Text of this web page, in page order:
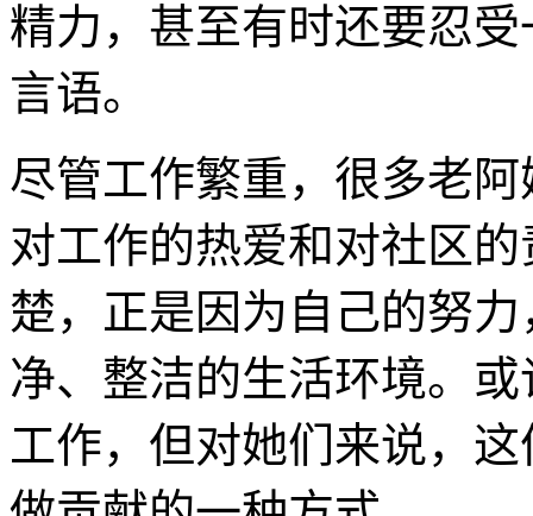
精力，甚至有时还要忍
言语。
尽管工作繁重，很多老
对工作的热爱和对社区
楚，正是因为自己的努
净、整洁的生活环境。
工作，但对她们来说，